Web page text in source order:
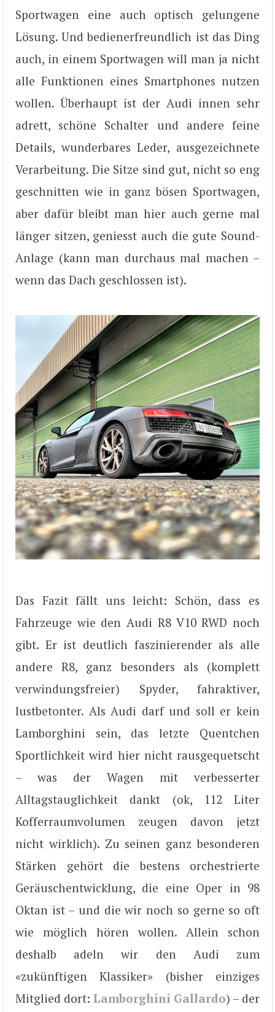
Sportwagen eine auch optisch gelungene
Lösung. Und bedienerfreundlich ist das Ding
auch, in einem Sportwagen will man ja nicht
alle Funktionen eines Smartphones nutzen
wollen. Überhaupt ist der Audi innen sehr
adrett, schöne Schalter und andere feine
Details, wunderbares Leder, ausgezeichnete
Verarbeitung. Die Sitze sind gut, nicht so eng
geschnitten wie in ganz bösen Sportwagen,
aber dafür bleibt man hier auch gerne mal
länger sitzen, geniesst auch die gute Sound-
Anlage (kann man durchaus mal machen –
wenn das Dach geschlossen ist).
Das Fazit fällt uns leicht: Schön, dass es
Fahrzeuge wie den Audi R8 V10 RWD noch
gibt. Er ist deutlich faszinierender als alle
andere R8, ganz besonders als (komplett
verwindungsfreier) Spyder, fahraktiver,
lustbetonter. Als Audi darf und soll er kein
Lamborghini sein, das letzte Quentchen
Sportlichkeit wird hier nicht rausgequetscht
– was der Wagen mit verbesserter
Alltagstauglichkeit dankt (ok, 112 Liter
Kofferraumvolumen zeugen davon jetzt
nicht wirklich). Zu seinen ganz besonderen
Stärken gehört die bestens orchestrierte
Geräuschentwicklung, die eine Oper in 98
Oktan ist – und die wir noch so gerne so oft
wie möglich hören wollen. Allein schon
deshalb adeln wir den Audi zum
«zukünftigen Klassiker» (bisher einziges
Mitglied dort: Lamborghini Gallardo) – der